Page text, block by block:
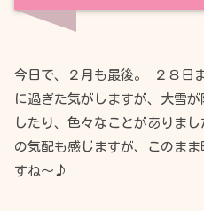
今日で、２月も最後。 ２８日
に過ぎた気がしますが、大雪
したり、色々なことがあり
の気配も感じますが、このま
すね～♪